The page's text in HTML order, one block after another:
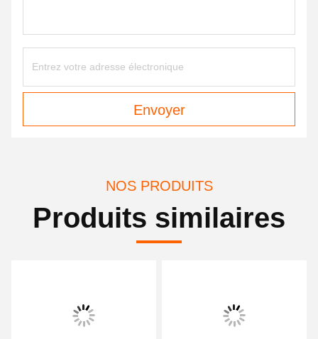
Envoyer
NOS PRODUITS
Produits similaires